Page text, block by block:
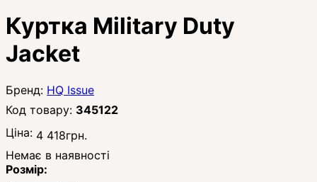
Куртка Military Duty
Jacket
HQ Issue
345122
Ціна: 4 418грн.
Немає в наявності
Розмір: